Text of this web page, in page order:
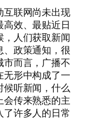
互联网尚未出现
效、最贴近日
人们获取新闻
政策通知，很
而言，广播不
形中构成了一
听新闻，什么
会传来熟悉的主
许多人的日常